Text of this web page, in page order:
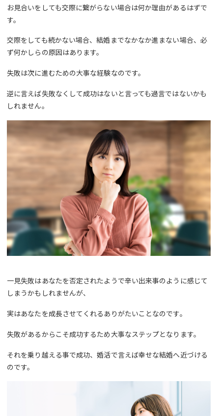
お見合いをしても交際に繋がらない場合は何か理由があるはずで
す。
交際をしても続かない場合、結婚までなかなか進まない場合、必
ず何かしらの原因はあります。
失敗は次に進むための大事な経験なのです。
逆に言えば失敗なくして成功はないと言っても過言ではないかも
しれません。
一見失敗はあなたを否定されたようで辛い出来事のように感じて
しまうかもしれませんが、
実はあなたを成長させてくれるありがたいことなのです。
失敗があるからこそ成功するため大事なステップとなります。
それを乗り越える事で成功、婚活で言えば幸せな結婚へ近づける
のです。